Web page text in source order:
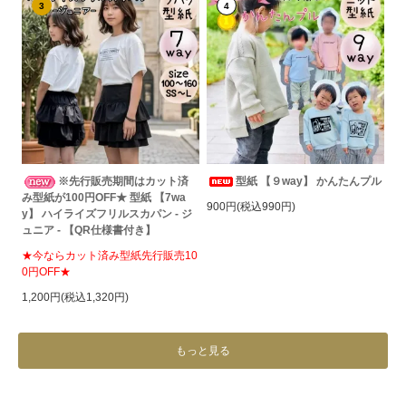
3
※先行販売期間はカット済
み型紙が100円OFF★ 型紙 【7wa
y】 ハイライズフリルスカパン - ジ
ュニア - 【QR仕様書付き】
★今ならカット済み型紙先行販売10
0円OFF★
1,200円(税込1,320円)
4
型紙 【９way】 かんたんプル
900円(税込990円)
もっと見る